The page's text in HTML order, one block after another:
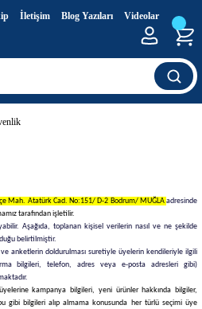
İletişim Blog Yazıları Videolar
Mah. Atatürk Cad. No:151/ D-2 Bodrum/ MUĞLAadresinde
tarafından işletilir.
Aşağıda, toplanan kişisel verilerin nasıl ve ne şekilde
belirtilmiştir.
anketlerin doldurulması suretiyle üyelerin kendileriyle ilgili
bilgileri, telefon, adres veya e-posta adresleri gibi)
kampanya bilgileri, yeni ürünler hakkında bilgiler,
gibi bilgileri alıp almama konusunda her türlü seçimi üye